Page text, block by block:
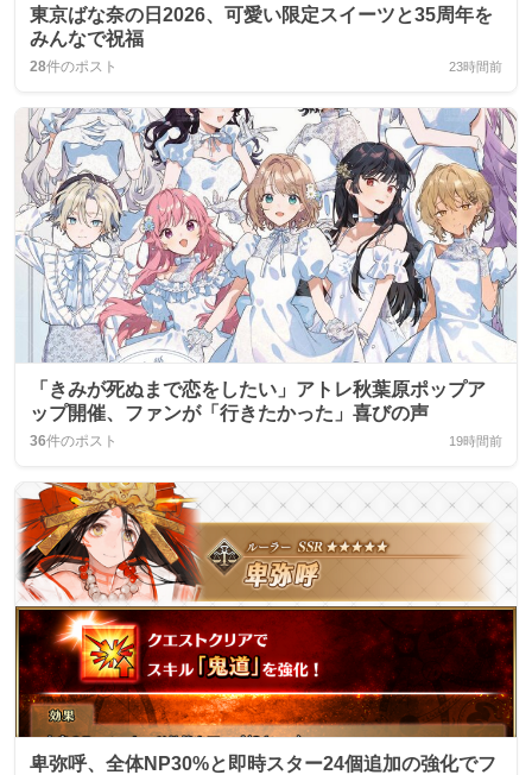
東京ばな奈の日2026、可愛い限定スイーツと35周年を
みんなで祝福
28件のポスト 23時間前
「きみが死ぬまで恋をしたい」アトレ秋葉原ポップア
ップ開催、ファンが「行きたかった」喜びの声
36件のポスト 19時間前
卑弥呼、全体NP30%と即時スター24個追加の強化でフ